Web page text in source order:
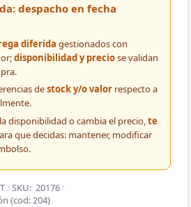
despacho en fecha
diferida gestionados con
disponibilidad y preciose validan
destock y/o valorrespecto a
disponibilidad o cambia el precio,te
que decidas: mantener, modificar
/SKU: 20176/
(cod: 204)